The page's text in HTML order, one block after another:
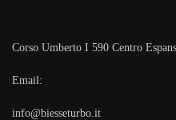
Corso Umberto I 590 Centro
Email:
info@biesseturbo.it